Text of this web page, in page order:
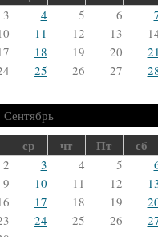
3 4 5 6
11 12 13
18 19 20
21
25 26 27
Сентябрь
ср чт Пт сб
2 3 4 5
9 10 11 12
17 18 19
24 25 26